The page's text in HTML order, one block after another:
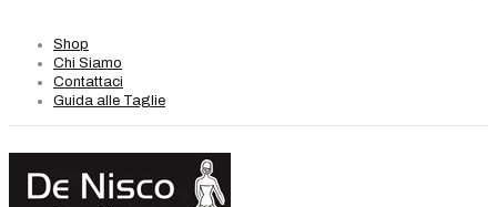
Shop
Chi Siamo
Contattaci
Guida alle Taglie